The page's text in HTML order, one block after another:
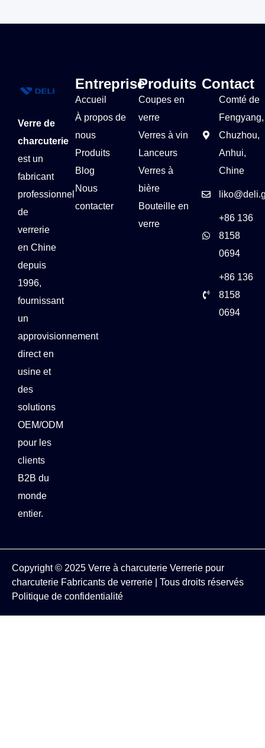
Verre de
charcuterie
est un
fabricant
professionnel
de
verrerie
en Chine
depuis
1996,
fournissant
un
approvisionnement
direct en
usine et
des
solutions
OEM/ODM
pour les
clients
B2B du
monde
entier.
Entreprise
Accueil
À propos de
nous
Produits
Blog
Nous
contacter
Produits
Coupes en
verre
Verres à vin
Lanceurs
Verres à
bière
Bouteille en
verre
Contact
Comté de
Fengyang,
Chuzhou,
Anhui,
Chine
+86 136
8158
0694
+86 136
8158
0694
Copyright © 2025 Verre à charcuterie Verrerie pour
charcuterie Fabricants de verrerie
| Tous droits réservés
Politique de confidentialité